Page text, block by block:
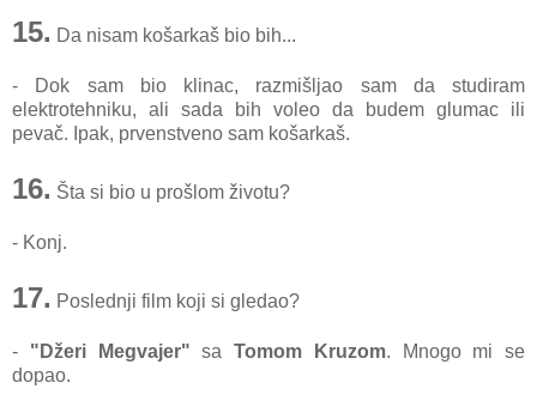
15. Da nisam košarkaš bio bih...
- Dok sam bio klinac, razmišljao sam da studiram
elektrotehniku, ali sada bih voleo da budem glumac ili
pevač. Ipak, prvenstveno sam košarkaš.
16. Šta si bio u prošlom životu?
- Konj.
17. Poslednji film koji si gledao?
- "Džeri Megvajer" sa Tomom Kruzom. Mnogo mi se
dopao.